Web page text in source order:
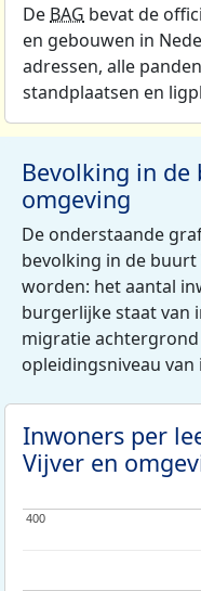
De BAG bevat de
en gebouwen in
adressen, alle
standplaatsen en
Bevolking in de
omgeving
De onderstaande
bevolking in de
worden: het aantal
burgerlijke staat van
migratie
opleidingsniveau van
Inwoners per
Vijver en
400
400